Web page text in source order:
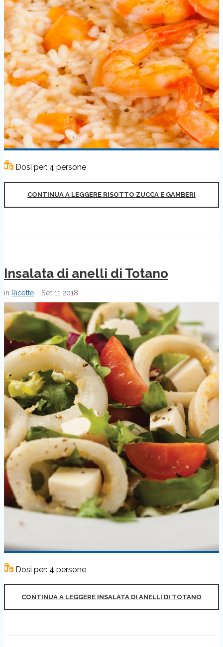
Dosi per: 4 persone
CONTINUA A LEGGERE RISOTTO ZUCCA E GAMBERI
Insalata di anelli di Totano
in Ricette Set 11 2018
Dosi per: 4 persone
CONTINUA A LEGGERE INSALATA DI ANELLI DI TOTANO